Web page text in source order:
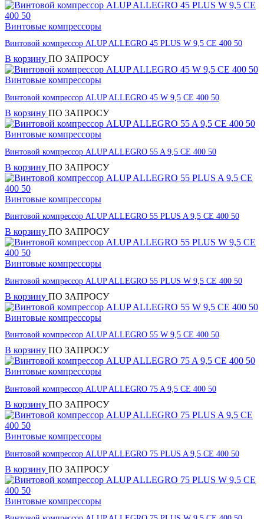
Винтовые компрессоры
Винтовой компрессор ALUP ALLEGRO 45 PLUS W 9,5 CE 400 50
В корзину ПО ЗАПРОСУ
Винтовые компрессоры
Винтовой компрессор ALUP ALLEGRO 45 W 9,5 CE 400 50
В корзину ПО ЗАПРОСУ
Винтовые компрессоры
Винтовой компрессор ALUP ALLEGRO 55 A 9,5 CE 400 50
В корзину ПО ЗАПРОСУ
Винтовые компрессоры
Винтовой компрессор ALUP ALLEGRO 55 PLUS A 9,5 CE 400 50
В корзину ПО ЗАПРОСУ
Винтовые компрессоры
Винтовой компрессор ALUP ALLEGRO 55 PLUS W 9,5 CE 400 50
В корзину ПО ЗАПРОСУ
Винтовые компрессоры
Винтовой компрессор ALUP ALLEGRO 55 W 9,5 CE 400 50
В корзину ПО ЗАПРОСУ
Винтовые компрессоры
Винтовой компрессор ALUP ALLEGRO 75 A 9,5 CE 400 50
В корзину ПО ЗАПРОСУ
Винтовые компрессоры
Винтовой компрессор ALUP ALLEGRO 75 PLUS A 9,5 CE 400 50
В корзину ПО ЗАПРОСУ
Винтовые компрессоры